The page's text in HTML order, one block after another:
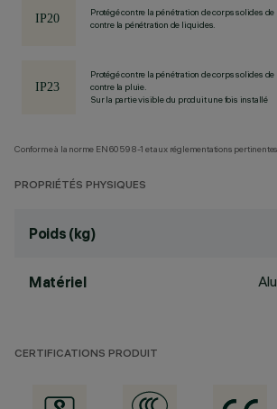
Protégé contre la pénétration de corps solides
contre la pénétration de liquides.
Protégé contre la pénétration de corps solides
contre la pluie.
Sur la partie visible du produit une fois installé
Conforme à la norme EN60598-1 et aux réglementations
PROPRIÉTÉS PHYSIQUES
Poids (kg)
Matériel
CERTIFICATIONS PRODUIT